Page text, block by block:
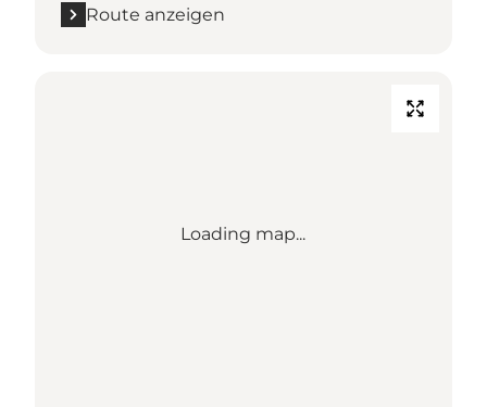
Route anzeigen
Loading map...